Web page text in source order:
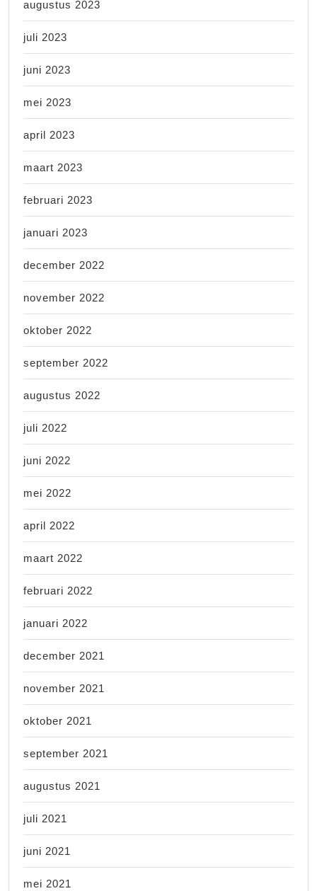
augustus 2023
juli 2023
juni 2023
mei 2023
april 2023
maart 2023
februari 2023
januari 2023
december 2022
november 2022
oktober 2022
september 2022
augustus 2022
juli 2022
juni 2022
mei 2022
april 2022
maart 2022
februari 2022
januari 2022
december 2021
november 2021
oktober 2021
september 2021
augustus 2021
juli 2021
juni 2021
mei 2021